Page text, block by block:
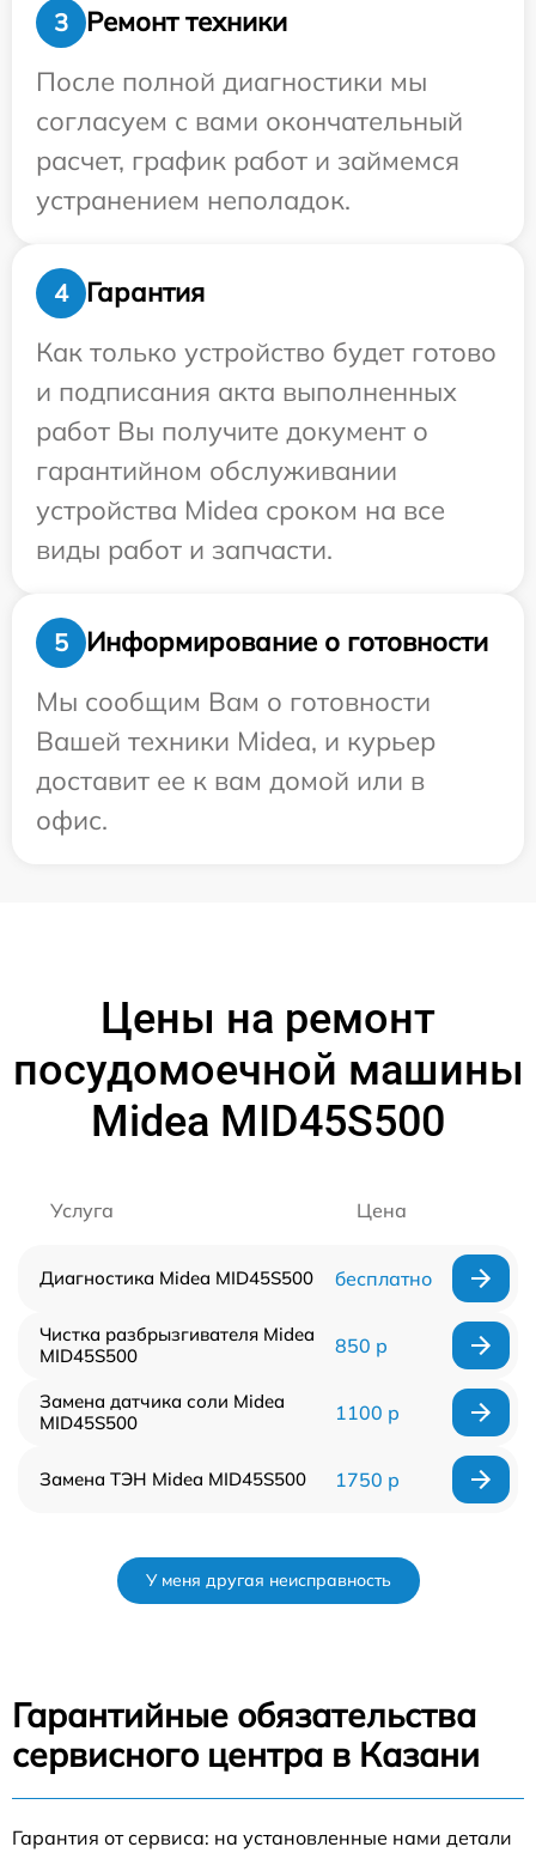
3
Ремонт техники
После полной диагностики мы
согласуем с вами окончательный
расчет, график работ и займемся
устранением неполадок.
4
Гарантия
Как только устройство будет готово
и подписания акта выполненных
работ Вы получите документ о
гарантийном обслуживании
устройства Midea сроком на все
виды работ и запчасти.
5
Информирование о готовности
Мы сообщим Вам о готовности
Вашей техники Midea, и курьер
доставит ее к вам домой или в
офис.
Цены на ремонт
посудомоечной машины
Midea MID45S500
Услуга Цена
Диагностика Midea MID45S500 бесплатно
Чистка разбрызгивателя Midea
MID45S500
850 р
Замена датчика соли Midea
MID45S500
1100 р
Замена ТЭН Midea MID45S500 1750 р
У меня другая неисправность
Гарантийные обязательства
сервисного центра в Казани
Гарантия от сервиса: на установленные нами детали